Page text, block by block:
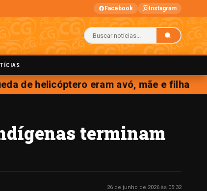
Facebook Instagram
de helicóptero eram avó, mãe e filha
terminam
26 de junho de 2026 às 05:32